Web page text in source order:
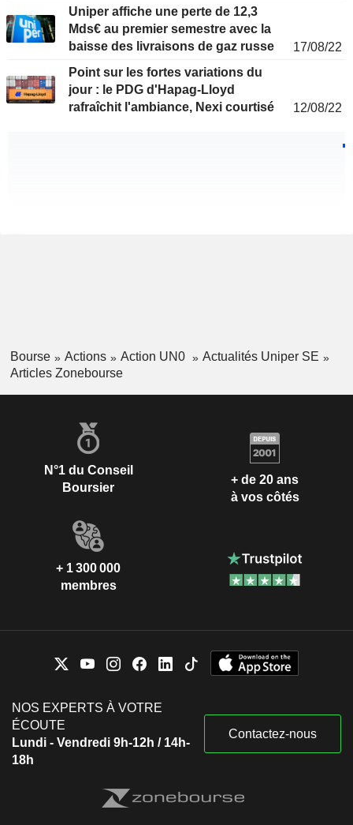
Uniper affiche une perte de 12,3
Mds€ au premier semestre avec la
baisse des livraisons de gaz russe
17/08/22
Point sur les fortes variations du
jour : le PDG d'Hapag-Lloyd
rafraîchit l'ambiance, Nexi courtisé
12/08/22
Bourse Actions Action UN0
Actualités Uniper SE
Articles Zonebourse
N°1 du Conseil
Boursier
+ de 20 ans
à vos côtés
+ 1 300 000
membres
NOS EXPERTS À VOTRE
ÉCOUTE
Lundi - Vendredi 9h-12h / 14h-
18h
Contactez-nous